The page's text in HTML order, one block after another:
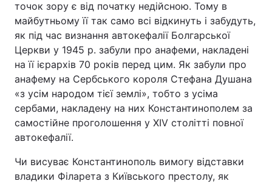
точок зору є від початку недійсною. Тому в
майбутньому її так само всі відкинуть і забудуть,
як під час визнання автокефалії Болгарської
Церкви у 1945 р. забули про анафеми, накладені
на її ієрархів 70 років перед цим. Як забули про
анафему на Сербського короля Стефана Душана
«з усім народом тієї землі», тобто з усіма
сербами, накладену на них Константинополем за
самостійне проголошення у XIV столітті повної
автокефалії.
Чи висуває Константинополь вимогу відставки
владики Філарета з Київського престолу, як